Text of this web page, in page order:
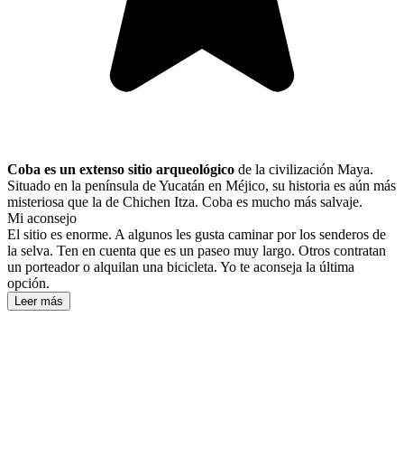
Coba es un extenso sitio arqueológico de la civilización Maya.
Situado en la península de Yucatán en Méjico, su historia es aún más
misteriosa que la de Chichen Itza. Coba es mucho más salvaje.
Mi aconsejo
El sitio es enorme. A algunos les gusta caminar por los senderos de
la selva. Ten en cuenta que es un paseo muy largo. Otros contratan
un porteador o alquilan una bicicleta. Yo te aconseja la última
opción.
Leer más